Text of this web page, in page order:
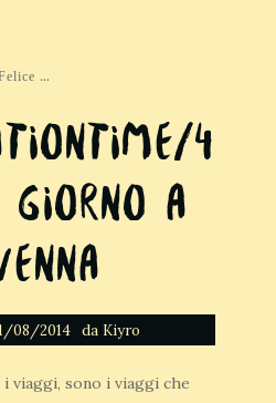
...
4
a
08/2014 da Kiyro
viaggi, sono i viaggi che